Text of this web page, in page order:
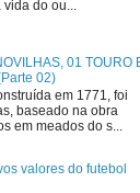
do ou...
01 TOURO
02)
em 1771, foi
baseado na obra
em meados do s...
valores do futebol